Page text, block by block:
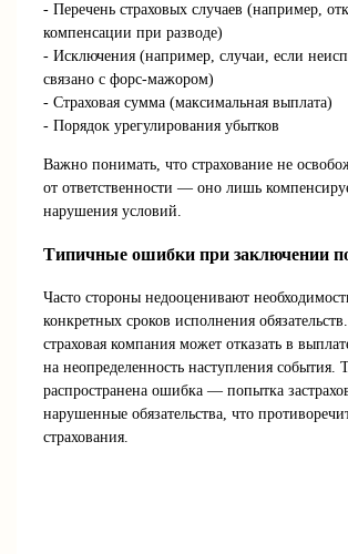
- Перечень страховых случаев (например,
компенсации при разводе)
- Исключения (например, случаи, если
связано с форс-мажором)
- Страховая сумма (максимальная выплата)
- Порядок урегулирования убытков
Важно понимать, что страхование не
от ответственности — оно лишь
нарушения условий.
Типичные ошибки при заключении
Часто стороны недооценивают
конкретных сроков исполнения
страховая компания может отказать в
на неопределенность наступления события.
распространена ошибка — попытка
нарушенные обязательства, что
страхования.